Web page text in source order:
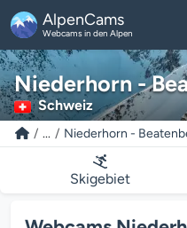
AlpenCams
Webcams in den Alpen
Niederhorn -
Schweiz
... Niederhorn -
Skigebiet